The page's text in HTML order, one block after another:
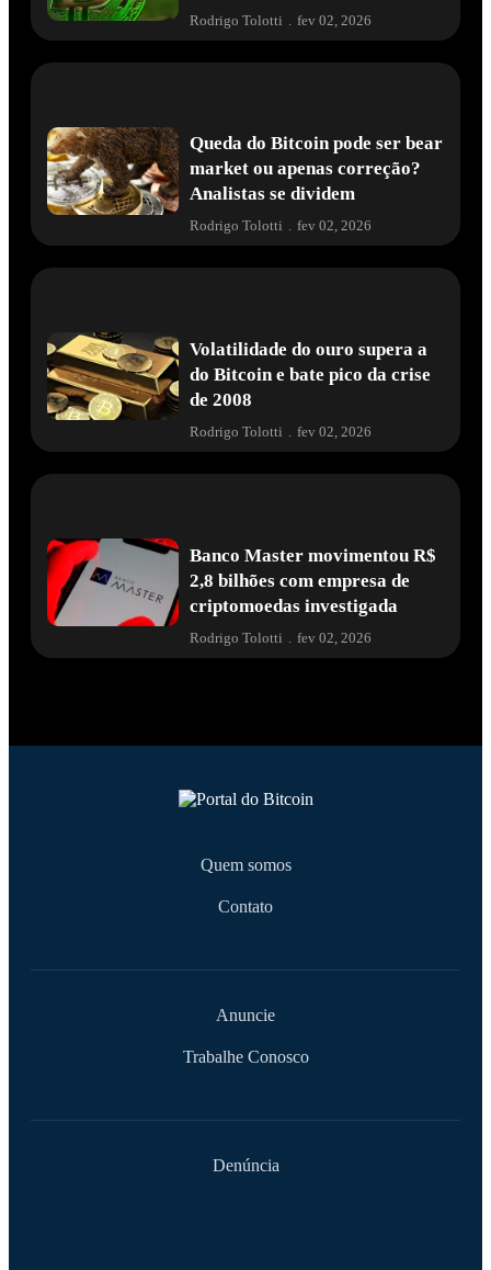
Rodrigo Tolotti fev 02, 2026
Queda do Bitcoin pode ser bear
market ou apenas correção?
Analistas se dividem
Rodrigo Tolotti . fev 02, 2026
Volatilidade do ouro supera a
do Bitcoin e bate pico da crise
de 2008
Rodrigo Tolotti . fev 02, 2026
Banco Master movimentou R$
2,8 bilhões com empresa de
criptomoedas investigada
Rodrigo Tolotti fev 02, 2026
Quem somos
Contato
Anuncie
Trabalhe Conosco
Denúncia